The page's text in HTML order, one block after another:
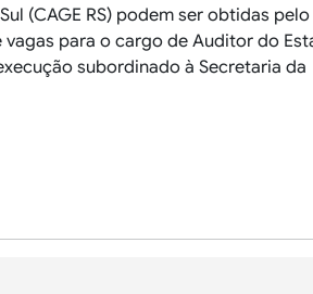
(CAGE RS) podem ser obtidas pelo
vagas para o cargo de Auditor do
subordinado à Secretaria da